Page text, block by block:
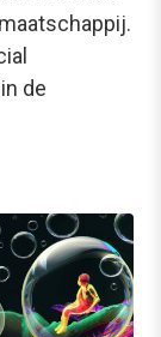
de